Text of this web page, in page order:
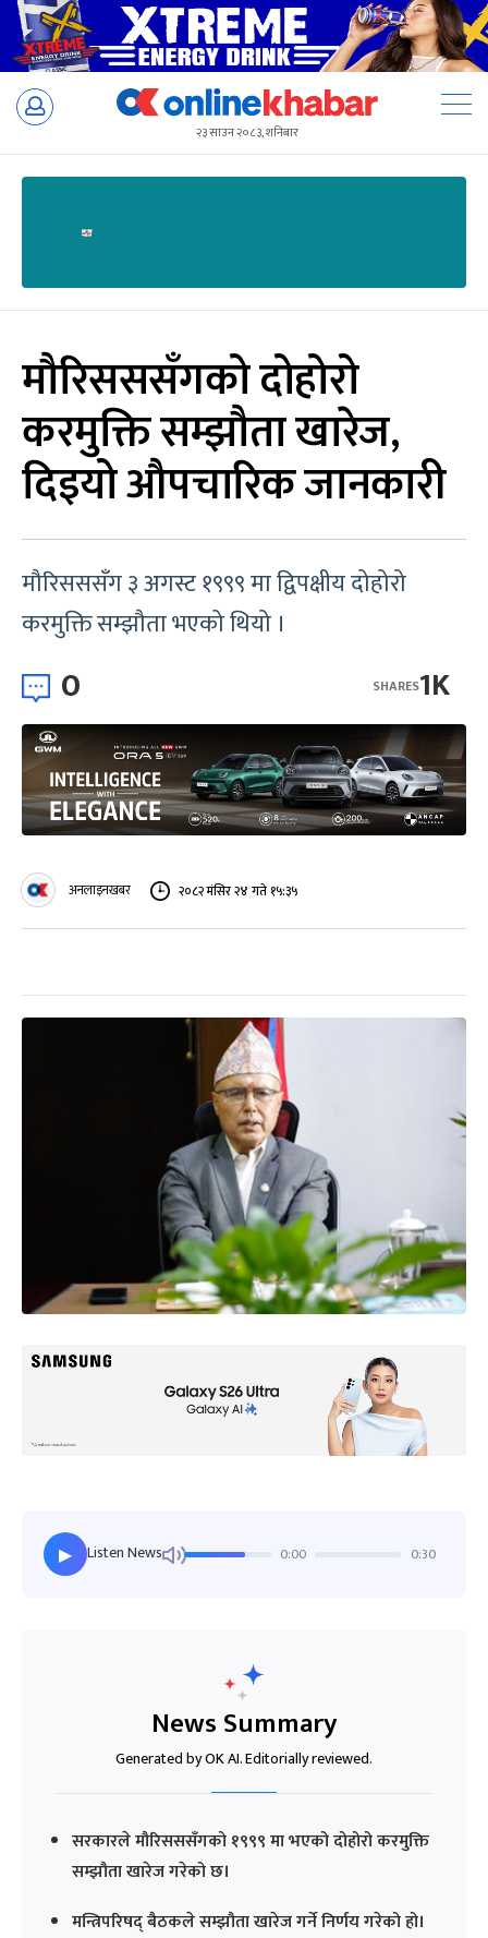
Skip
२३ साउन २०८३, शनिबार
मौरिसससँगको दोहोरो
करमुक्ति सम्झौता खारेज,
दिइयो औपचारिक जानकारी
मौरिसससँग ३ अगस्ट १९९९ मा द्विपक्षीय दोहोरो
करमुक्ति सम्झौता भएको थियो ।
0 1K
SHARES
अनलाइनखबर २०८२ मंसिर २४ गते १५:३५
▶ Listen News 0:00 0:30
News Summary
Generated by OK AI. Editorially reviewed.
सरकारले मौरिसससँगको १९९९ मा भएको दोहोरो करमुक्ति
सम्झौता खारेज गरेको छ।
मन्त्रिपरिषद् बैठकले सम्झौता खारेज गर्ने निर्णय गरेको हो।